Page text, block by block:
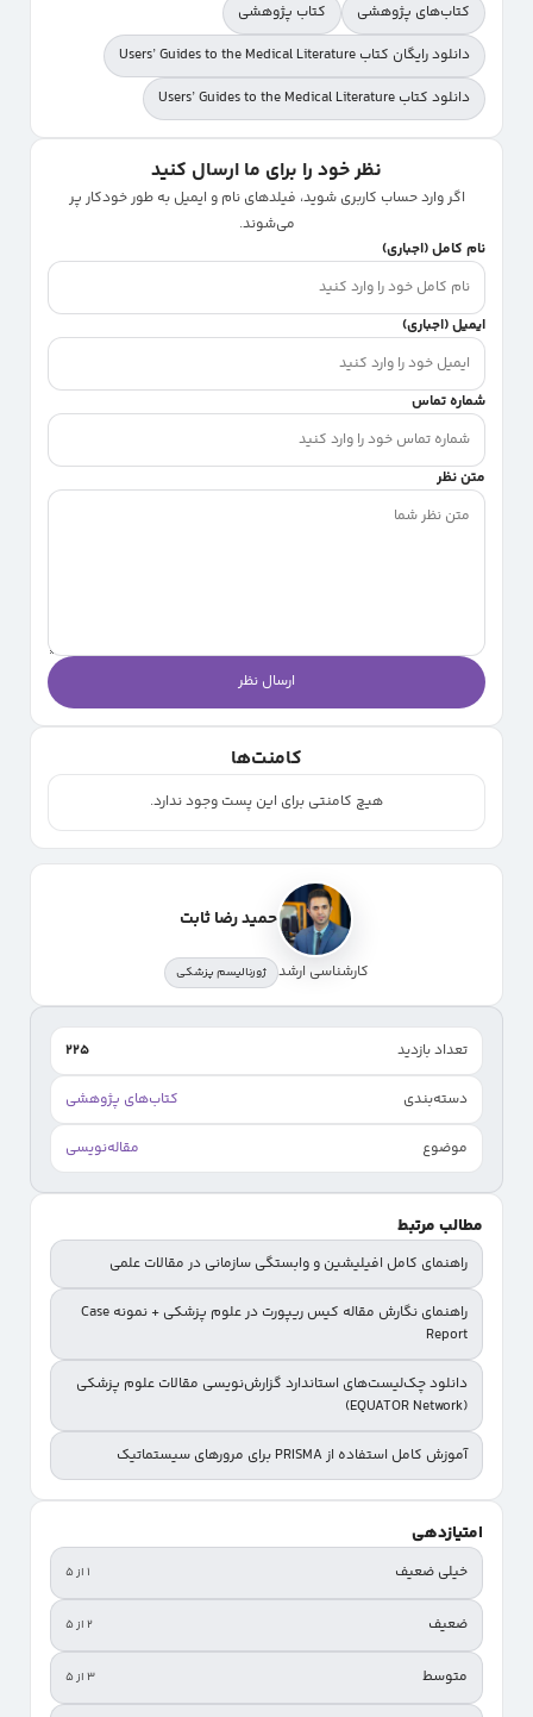
کتاب‌های پژوهشی
کتاب پژوهشی
دانلود رایگان کتاب Users’ Guides to the Medical Literature
دانلود کتاب Users’ Guides to the Medical Literature
نظر خود را برای ما ارسال کنید
اگر وارد حساب کاربری شوید، فیلدهای نام و ایمیل به طور خودکار پر
می‌شوند.
نام کامل (اجباری)
ایمیل (اجباری)
شماره تماس
متن نظر
ارسال نظر
کامنت‌ها
هیچ کامنتی برای این پست وجود ندارد.
حمید رضا ثابت
کارشناسی ارشد ژورنالیسم پزشکی
تعداد بازدید 225
دسته‌بندی کتاب‌های پژوهشی
موضوع مقاله‌نویسی
مطالب مرتبط
راهنمای کامل افیلیشین و وابستگی سازمانی در مقالات علمی
راهنمای نگارش مقاله کیس ریپورت در علوم پزشکی + نمونه Case
Report
دانلود چک‌لیست‌های استاندارد گزارش‌نویسی مقالات علوم پزشکی
(EQUATOR Network)
آموزش کامل استفاده از PRISMA برای مرورهای سیستماتیک
امتیازدهی
خیلی ضعیف ۱ از ۵
ضعیف ۲ از ۵
متوسط ۳ از ۵